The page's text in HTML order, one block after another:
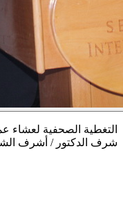
التغطية الصحفية لعشاء
شرف الدكتور / أشرف